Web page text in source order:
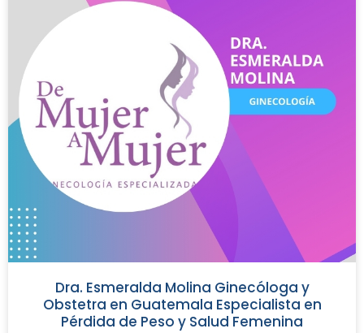
Dra. Esmeralda Molina Ginecóloga y
Obstetra en Guatemala Especialista en
Pérdida de Peso y Salud Femenina